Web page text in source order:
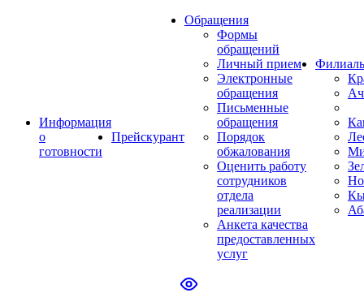
Информация
о
готовности
Прейскурант
Обращения
Формы
обращений
Личный прием
Электронные
обращения
Письменные
обращения
Порядок
обжалования
Оценить работу
сотрудников
отдела
реализации
Анкета качества
предоставленных
услуг